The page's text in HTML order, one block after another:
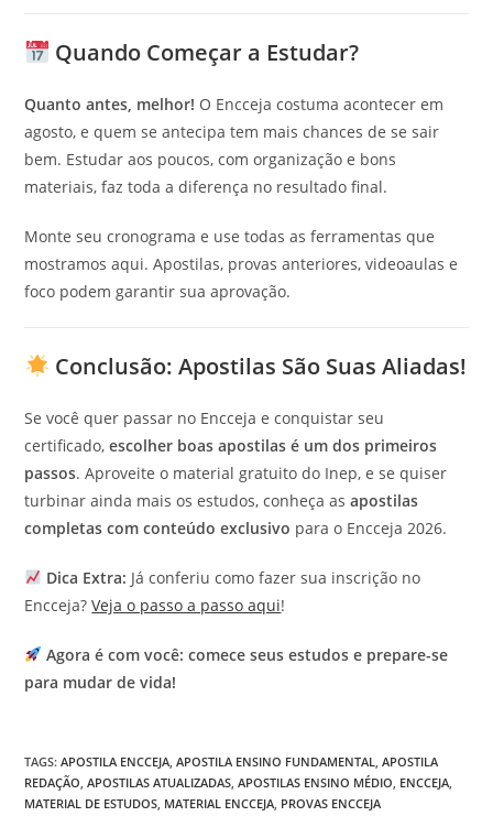
Quando Começar a Estudar?
Quanto antes, melhor! O Encceja costuma acontecer em
agosto, e quem se antecipa tem mais chances de se sair
bem. Estudar aos poucos, com organização e bons
materiais, faz toda a diferença no resultado final.
Monte seu cronograma e use todas as ferramentas que
mostramos aqui. Apostilas, provas anteriores, videoaulas e
foco podem garantir sua aprovação.
Conclusão: Apostilas São Suas Aliadas!
Se você quer passar no Encceja e conquistar seu
certificado,escolher boas apostilas é um dos primeiros
passos. Aproveite o material gratuito do Inep, e se quiser
turbinar ainda mais os estudos, conheça asapostilas
completas com conteúdo exclusivo para o Encceja 2026.
Dica Extra: Já conferiu como fazer sua inscrição no
Encceja?Veja o passo a passo aqui!
Agora é com você: comece seus estudos e prepare-se
para mudar de vida!
TAGS:APOSTILA ENCCEJA, APOSTILA ENSINO FUNDAMENTAL, APOSTILA
REDAÇÃO, APOSTILAS ATUALIZADAS, APOSTILAS ENSINO MÉDIO, ENCCEJA,
MATERIAL DE ESTUDOS, MATERIAL ENCCEJA, PROVAS ENCCEJA